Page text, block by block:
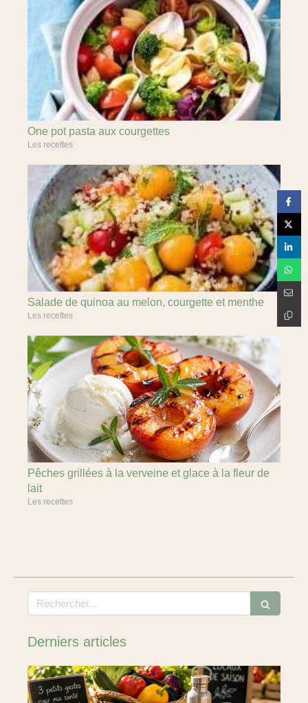
One pot pasta aux courgettes
Les recettes
Salade de quinoa au melon, courgette et menthe
Les recettes
Pêches grillées à la verveine et glace à la fleur de
lait
Les recettes
Rechercher
Derniers articles